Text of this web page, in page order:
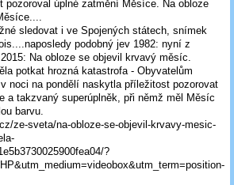
pozoroval úplné zatmění Měsíce. Na obloze
sledovat i ve Spojených státech, snímek
podobný jev 1982: nyní z
Na obloze se objevil krvavý měsíc.
potkat hrozná katastrofa - Obyvatelům
noci na pondělí naskytla příležitost pozorovat
a takzvaný superúplněk, při němž měl Měsíc
barvu.
ze-sveta/na-obloze-se-objevil-krvavy-mesic-
?